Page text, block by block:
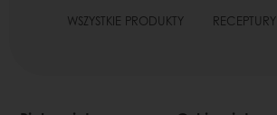
WSZYSTKIE PRODUKTY RECEPTURY